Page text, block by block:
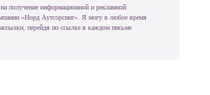
на получение информационной и рекламной
«Норд Аутсорсинг». Я могу в любое время
перейдя по ссылке в каждом письме